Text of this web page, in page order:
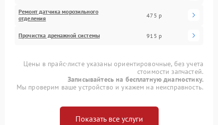
Ремонт датчика морозильного
отделения
475 р
Прочистка дренажной системы 915 р
Цены в прайс-листе указаны ориентировочные, без учета
стоимости запчастей.
Записывайтесь на бесплатную диагностику.
Мы проверим ваше устройство и укажем на неисправность.
Показать все услуги